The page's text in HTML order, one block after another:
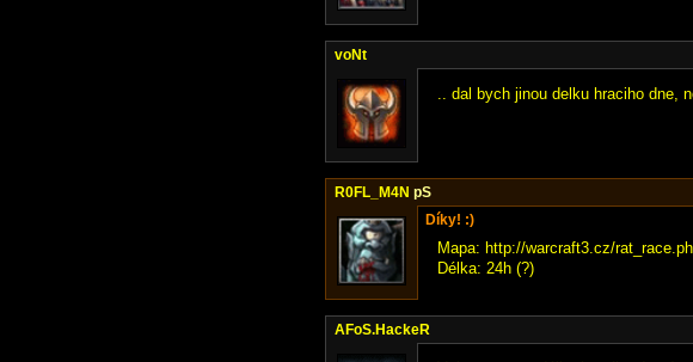
voNt
.. dal bych jinou delku hraciho dne,
R0FL_M4N pS
Díky! :)
Mapa: http://warcraft3.cz/
Délka: 24h (?)
AFoS.HackeR